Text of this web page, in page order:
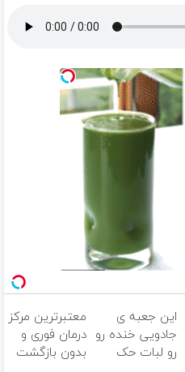
این جعبه ی
جادویی خنده رو
رو لبات حک
معتبرترین مرکز
درمان فوری و
بدون بازگشت